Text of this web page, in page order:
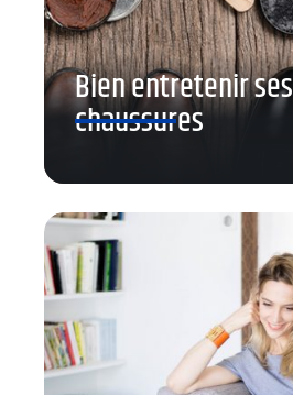
Bien entretenir ses
chaussures